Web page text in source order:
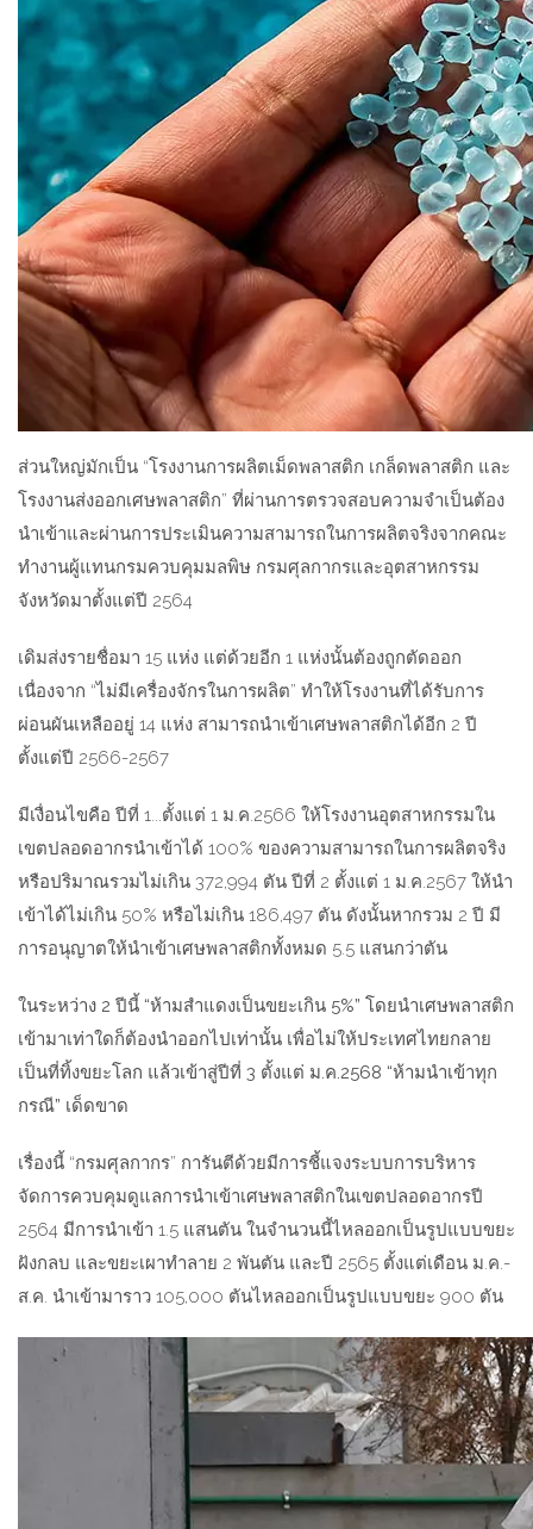
ส่วนใหญ่มักเป็น “โรงงานการผลิตเม็ดพลาสติก เกล็ดพลาสติก และ
โรงงานส่งออกเศษพลาสติก” ที่ผ่านการตรวจสอบความจำเป็นต้อง
นำเข้าและผ่านการประเมินความสามารถในการผลิตจริงจากคณะ
ทำงานผู้แทนกรมควบคุมมลพิษ กรมศุลกากรและอุตสาหกรรม
จังหวัดมาตั้งแต่ปี 2564
เดิมส่งรายชื่อมา 15 แห่ง แต่ด้วยอีก 1 แห่งนั้นต้องถูกตัดออก
เนื่องจาก “ไม่มีเครื่องจักรในการผลิต” ทำให้โรงงานที่ได้รับการ
ผ่อนผันเหลืออยู่ 14 แห่ง สามารถนำเข้าเศษพลาสติกได้อีก 2 ปี
ตั้งแต่ปี 2566-2567
มีเงื่อนไขคือ ปีที่ 1...ตั้งแต่ 1 ม.ค.2566 ให้โรงงานอุตสาหกรรมใน
เขตปลอดอากรนำเข้าได้ 100% ของความสามารถในการผลิตจริง
หรือปริมาณรวมไม่เกิน 372,994 ตัน ปีที่ 2 ตั้งแต่ 1 ม.ค.2567 ให้นำ
เข้าได้ไม่เกิน 50% หรือไม่เกิน 186,497 ตัน ดังนั้นหากรวม 2 ปี มี
การอนุญาตให้นำเข้าเศษพลาสติกทั้งหมด 5.5 แสนกว่าตัน
ในระหว่าง 2 ปีนี้ “ห้ามสำแดงเป็นขยะเกิน 5%” โดยนำเศษพลาสติก
เข้ามาเท่าใดก็ต้องนำออกไปเท่านั้น เพื่อไม่ให้ประเทศไทยกลาย
เป็นที่ทิ้งขยะโลก แล้วเข้าสู่ปีที่ 3 ตั้งแต่ ม.ค.2568 “ห้ามนำเข้าทุก
กรณี” เด็ดขาด
เรื่องนี้ “กรมศุลกากร” การันตีด้วยมีการชี้แจงระบบการบริหาร
จัดการควบคุมดูแลการนำเข้าเศษพลาสติกในเขตปลอดอากรปี
2564 มีการนำเข้า 1.5 แสนตัน ในจำนวนนี้ไหลออกเป็นรูปแบบขยะ
ฝังกลบ และขยะเผาทำลาย 2 พันตัน และปี 2565 ตั้งแต่เดือน ม.ค.-
ส.ค. นำเข้ามาราว 105,000 ตันไหลออกเป็นรูปแบบขยะ 900 ตัน